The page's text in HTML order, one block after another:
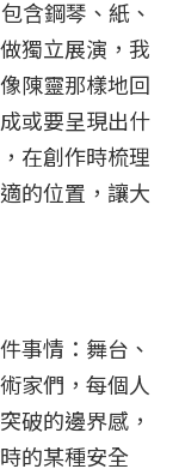
含鋼琴、紙、
獨立展演，我
陳靈那樣地回
或要呈現出什
在創作時梳理
的位置，讓大
事情：舞台、
家們，每個人
破的邊界感，
的某種安全